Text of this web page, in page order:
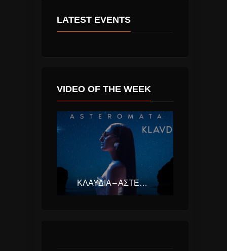
LATEST EVENTS
VIDEO OF THE WEEK
ΚΛΑΥΔΊΑ – ΑΣΤΕΡΟΜΆΤΑ (EUROVISION ΕΛΛΆΔΑ 2025)